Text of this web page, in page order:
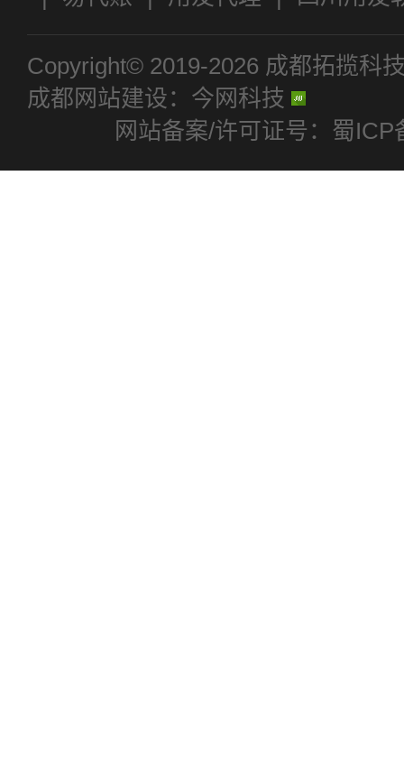
Copyright© 2019-2026 成都拓揽科
成都网站建设：今网科技
网站备案/许可证号：蜀ICP